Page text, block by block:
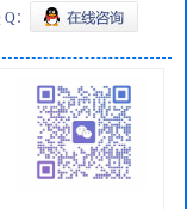
十三烷二醇
：